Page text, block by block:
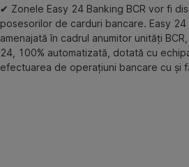
✔ Zonele Easy 24 Banking BCR vor fi
posesorilor de carduri bancare. Easy
amenajată în cadrul anumitor unități
24, 100% automatizată, dotată cu
efectuarea de operațiuni bancare cu și